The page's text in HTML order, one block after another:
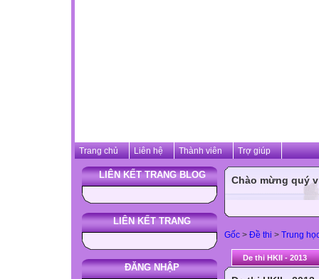
Trang chủ Liên hệ Thành viên Trợ giúp
LIÊN KẾT TRANG BLOG
LIÊN KẾT TRANG
ĐĂNG NHẬP
Chào mừng quý
Gốc > Đề thi > Trung
De thi HKII - 2013